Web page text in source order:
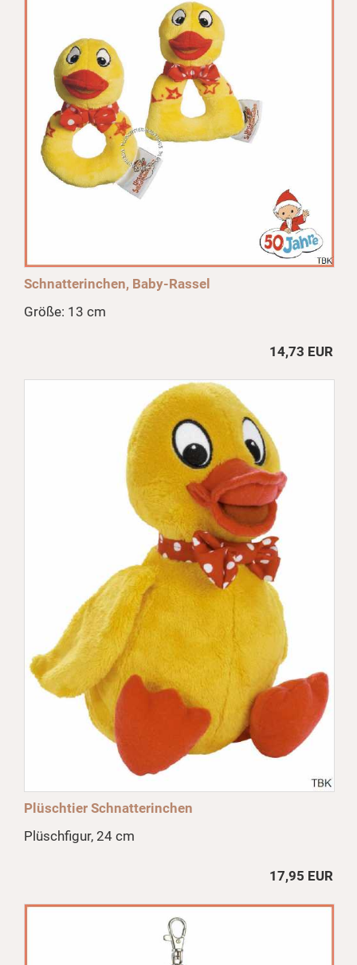
Schnatterinchen, Baby-Rassel
Größe: 13 cm
14,73 EUR
Plüschtier Schnatterinchen
Plüschfigur, 24 cm
17,95 EUR